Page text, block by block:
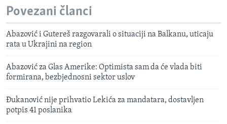
Povezani članci
Abazović i Gutereš razgovarali o situaciji na Balkanu, uticaju
rata u Ukrajini na region
Abazović za Glas Amerike: Optimista sam da će vlada biti
formirana, bezbjednosni sektor uslov
Đukanović nije prihvatio Lekića za mandatara, dostavljen
potpis 41 poslanika